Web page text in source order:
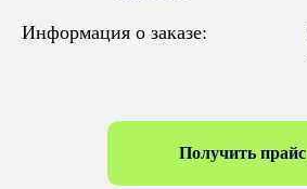
Информация о заказе:
Получить прайс